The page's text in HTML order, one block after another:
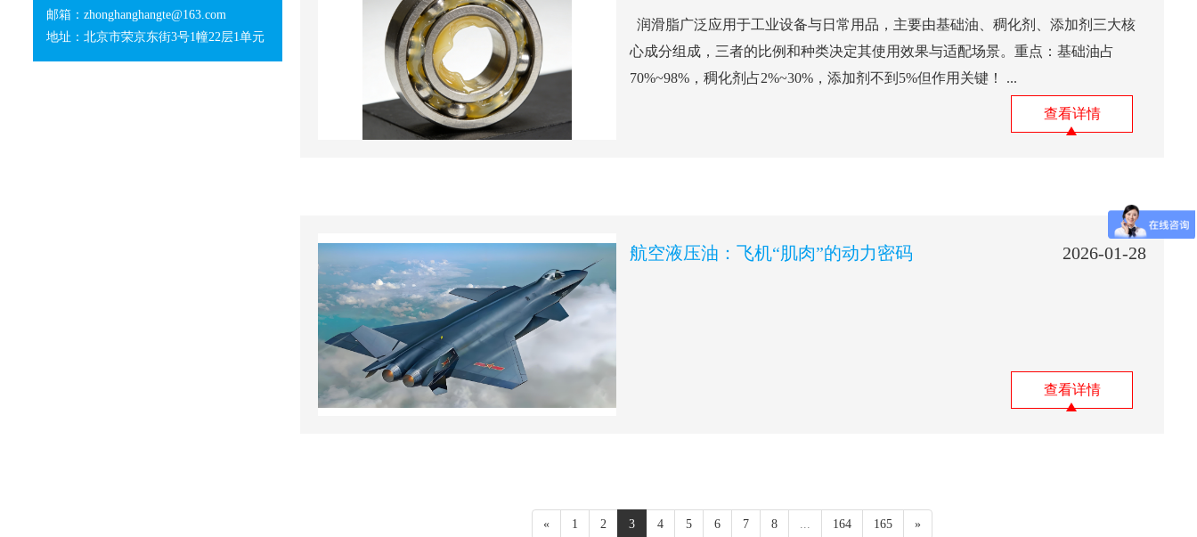
邮箱：zhonghanghangte@163.com
地址：北京市荣京东街3号1幢22层1单元
润滑脂广泛应用于工业设备与日常用品，主要由基础油、稠化剂、添加剂三大核
心成分组成，三者的比例和种类决定其使用效果与适配场景。重点：基础油占
70%~98%，稠化剂占2%~30%，添加剂不到5%但作用关键！ ...
查看详情
航空液压油：飞机“肌肉”的动力密码 2026-01-28
查看详情
« 1 2 3 4 5 6 7 8 ... 164 165 »